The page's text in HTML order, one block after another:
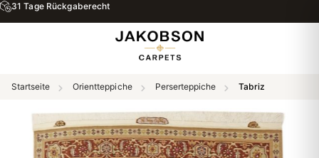
31 Tage Rückgaberecht
Startseite Orientteppiche Perserteppiche Tabriz